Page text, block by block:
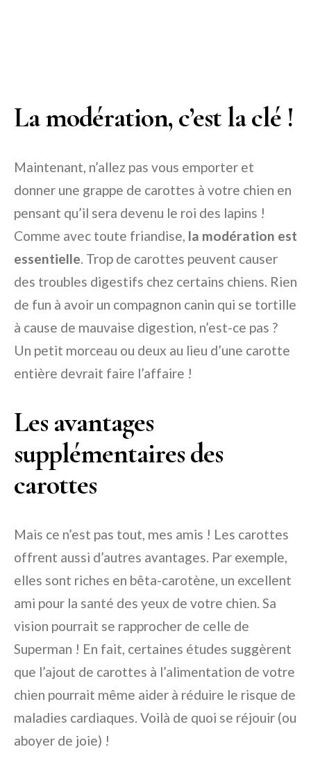
La modération, c’est la clé !
Maintenant, n’allez pas vous emporter et
donner une grappe de carottes à votre chien en
pensant qu’il sera devenu le roi des lapins !
Comme avec toute friandise, la modération est
essentielle. Trop de carottes peuvent causer
des troubles digestifs chez certains chiens. Rien
de fun à avoir un compagnon canin qui se tortille
à cause de mauvaise digestion, n’est-ce pas ?
Un petit morceau ou deux au lieu d’une carotte
entière devrait faire l’affaire !
Les avantages
supplémentaires des
carottes
Mais ce n’est pas tout, mes amis ! Les carottes
offrent aussi d’autres avantages. Par exemple,
elles sont riches en bêta-carotène, un excellent
ami pour la santé des yeux de votre chien. Sa
vision pourrait se rapprocher de celle de
Superman ! En fait, certaines études suggèrent
que l’ajout de carottes à l’alimentation de votre
chien pourrait même aider à réduire le risque de
maladies cardiaques. Voilà de quoi se réjouir (ou
aboyer de joie) !